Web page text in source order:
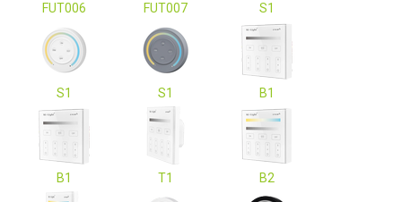
FUT006 FUT007 S1
S1 S1 B1
B1 T1 B2